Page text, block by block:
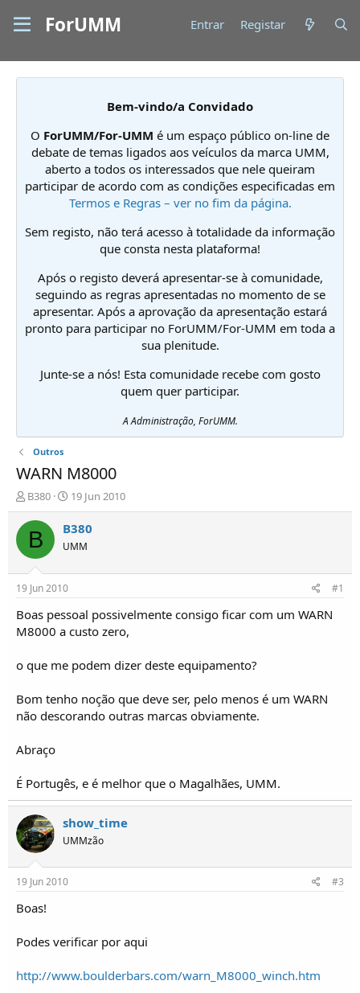
ForUMM Entrar Registar
Bem-vindo/a Convidado
O ForUMM/For-UMM é um espaço público on-line de
debate de temas ligados aos veículos da marca UMM,
aberto a todos os interessados que nele queiram
participar de acordo com as condições especificadas em
Termos e Regras – ver no fim da página.
Sem registo, não terá acesso à totalidade da informação
que consta nesta plataforma!
Após o registo deverá apresentar-se à comunidade,
seguindo as regras apresentadas no momento de se
apresentar. Após a aprovação da apresentação estará
pronto para participar no ForUMM/For-UMM em toda a
sua plenitude.
Junte-se a nós! Esta comunidade recebe com gosto
quem quer participar.
A Administração, ForUMM.
Outros
WARN M8000
I
n
i
i
d
o
r
d
e
ó
i
c
B380
D
a
t
d
í
i
19 Jun 2010
B B380
UMM
19 Jun 2010 #1
Boas pessoal possivelmente consigo ficar com um WARN
M8000 a custo zero,
o que me podem dizer deste equipamento?
Bom tenho noção que deve ser, pelo menos é um WARN
não descorando outras marcas obviamente.
Abraço
É Portugês, e é melhor que o Magalhães, UMM.
show_time
UMMzão
19 Jun 2010 #3
Boas!
Podes verificar por aqui
http://www.boulderbars.com/warn_M8000_winch.htm